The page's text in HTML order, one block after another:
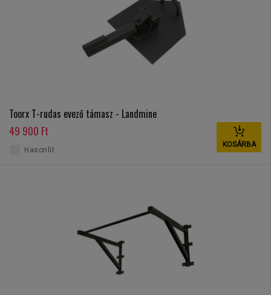
Toorx T-rudas evező támasz - Landmine
49 900 Ft
KOSÁRBA
Hasonlít